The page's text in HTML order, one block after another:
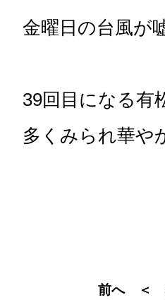
金曜日の台風が
39回目になる有
多くみられ華や
前へ ＜